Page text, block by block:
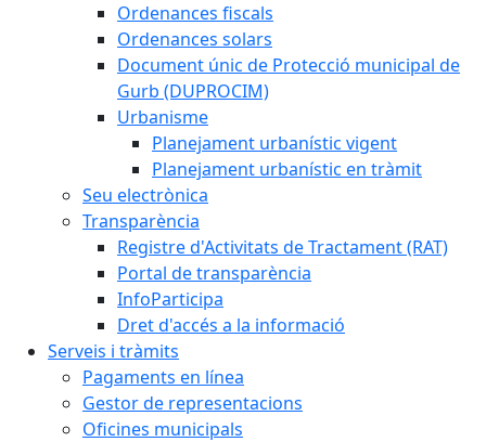
Ordenances fiscals
Ordenances solars
Document únic de Protecció municipal de
Gurb (DUPROCIM)
Urbanisme
Planejament urbanístic vigent
Planejament urbanístic en tràmit
Seu electrònica
Transparència
Registre d'Activitats de Tractament (RAT)
Portal de transparència
InfoParticipa
Dret d'accés a la informació
Serveis i tràmits
Pagaments en línea
Gestor de representacions
Oficines municipals